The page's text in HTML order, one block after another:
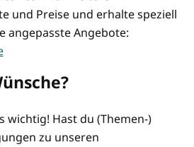
und Preise und erhalte speziell
angepasste Angebote:
wichtig! Hast du (Themen-)
zu unseren